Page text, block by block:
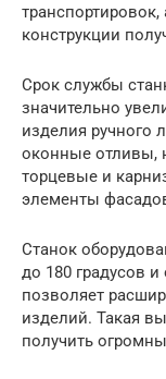
конструкции
Срок службы
значительно
изделия ручного
оконные отливы,
торцевые и
элементы
Станок
до 180 градусов и
позволяет
изделий. Такая
получить